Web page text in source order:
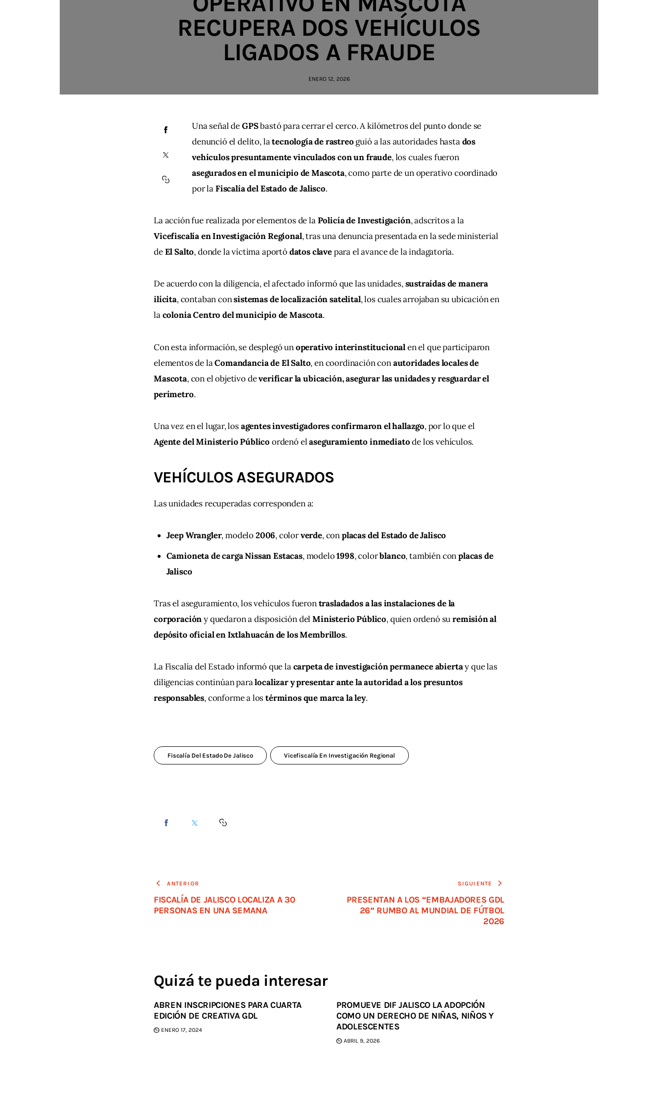
RECUPERA DOS VEHÍCULOS
LIGADOS A FRAUDE
ENERO 12, 2026
Una señal de GPS bastó para cerrar el cerco. A kilómetros del punto donde se
denunció el delito, la tecnología de rastreo guió a las autoridades hasta dos
vehículos presuntamente vinculados con un fraude, los cuales fueron
asegurados en el municipio de Mascota, como parte de un operativo coordinado
por la Fiscalía del Estado de Jalisco.
La acción fue realizada por elementos de la Policía de Investigación, adscritos a la
Vicefiscalía en Investigación Regional, tras una denuncia presentada en la sede ministerial
de El Salto, donde la víctima aportó datos clave para el avance de la indagatoria.
De acuerdo con la diligencia, el afectado informó que las unidades, sustraídas de manera
ilícita, contaban con sistemas de localización satelital, los cuales arrojaban su ubicación en
la colonia Centro del municipio de Mascota.
Con esta información, se desplegó un operativo interinstitucional en el que participaron
elementos de la Comandancia de El Salto, en coordinación con autoridades locales de
Mascota, con el objetivo de verificar la ubicación, asegurar las unidades y resguardar el
perímetro.
Una vez en el lugar, los agentes investigadores confirmaron el hallazgo, por lo que el
Agente del Ministerio Público ordenó el aseguramiento inmediato de los vehículos.
VEHÍCULOS ASEGURADOS
Las unidades recuperadas corresponden a:
Jeep Wrangler, modelo2006, colorverde, conplacas del Estado de Jalisco
Camioneta de carga Nissan Estacas, modelo1998, colorblanco, también conplacas de
Jalisco
Tras el aseguramiento, los vehículos fueron trasladados a las instalaciones de la
corporación y quedaron a disposición del Ministerio Público, quien ordenó su remisión al
depósito oficial en Ixtlahuacán de los Membrillos.
La Fiscalía del Estado informó que la carpeta de investigación permanece abierta y que las
diligencias continúan para localizar y presentar ante la autoridad a los presuntos
responsables, conforme a los términos que marca la ley.
Fiscalía Del Estado De Jalisco Vicefiscalía En Investigación Regional
ANTERIOR
FISCALÍA DE JALISCO LOCALIZA A 30
PERSONAS EN UNA SEMANA
SIGUIENTE
PRESENTAN A LOS “EMBAJADORES GDL
26” RUMBO AL MUNDIAL DE FÚTBOL
2026
Quizá te pueda interesar
ABREN INSCRIPCIONES PARA CUARTA
EDICIÓN DE CREATIVA GDL
ENERO 17, 2024
PROMUEVE DIF JALISCO LA ADOPCIÓN
COMO UN DERECHO DE NIÑAS, NIÑOS Y
ADOLESCENTES
ABRIL 9, 2026